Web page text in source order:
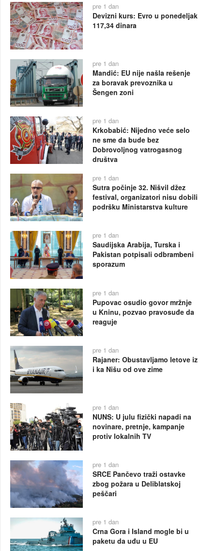
pre 1 dan
Devizni kurs: Evro u ponedeljak
117,34 dinara
pre 1 dan
Mandić: EU nije našla rešenje
za boravak prevoznika u
Šengen zoni
pre 1 dan
Krkobabić: Nijedno veće selo
ne sme da bude bez
Dobrovoljnog vatrogasnog
društva
pre 1 dan
Sutra počinje 32. Nišvil džez
festival, organizatori nisu dobili
podršku Ministarstva kulture
pre 1 dan
Saudijska Arabija, Turska i
Pakistan potpisali odbrambeni
sporazum
pre 1 dan
Pupovac osudio govor mržnje
u Kninu, pozvao pravosuđe da
reaguje
pre 1 dan
Rajaner: Obustavljamo letove iz
i ka Nišu od ove zime
pre 1 dan
NUNS: U julu fizički napadi na
novinare, pretnje, kampanje
protiv lokalnih TV
pre 1 dan
SRCE Pančevo traži ostavke
zbog požara u Deliblatskoj
peščari
pre 1 dan
Crna Gora i Island mogle bi u
paketu da uđu u EU